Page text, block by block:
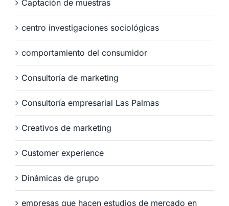
Captación de muestras
centro investigaciones sociológicas
comportamiento del consumidor
Consultoría de marketing
Consultoría empresarial Las Palmas
Creativos de marketing
Customer experience
Dinámicas de grupo
empresas que hacen estudios de mercado en